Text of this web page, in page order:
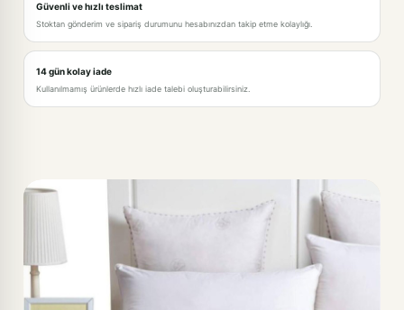
Güvenli ve hızlı teslimat
Stoktan gönderim ve sipariş durumunu hesabınızdan takip etme kolaylığı.
14 gün kolay iade
Kullanılmamış ürünlerde hızlı iade talebi oluşturabilirsiniz.